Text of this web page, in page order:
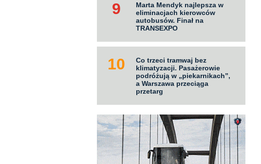
Marta Mendyk najlepsza w
eliminacjach kierowców
autobusów. Finał na
TRANSEXPO
Co trzeci tramwaj bez
klimatyzacji. Pasażerowie
podróżują w „piekarnikach”,
a Warszawa przeciąga
przetarg